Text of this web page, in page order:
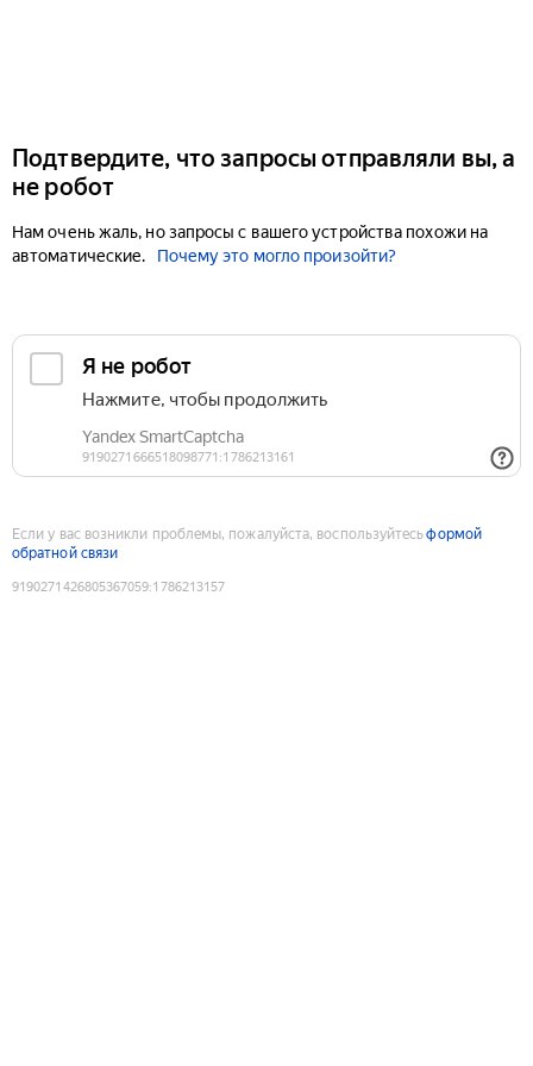
Подтвердите, что запросы отправляли вы, а
не робот
Нам очень жаль, но запросы с вашего устройства похожи на
автоматические.
Почему это могло произойти?
Если у вас возникли проблемы, пожалуйста, воспользуйтесьформой
обратной связи
9190271426805367059:1786213157